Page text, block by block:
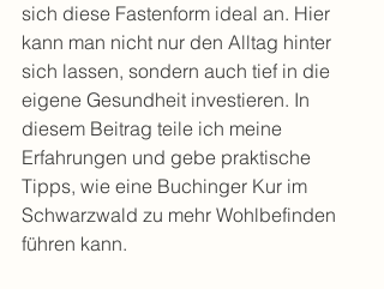
sich diese Fastenform ideal an. Hier
kann man nicht nur den Alltag hinter
sich lassen, sondern auch tief in die
eigene Gesundheit investieren. In
diesem Beitrag teile ich meine
Erfahrungen und gebe praktische
Tipps, wie eine Buchinger Kur im
Schwarzwald zu mehr Wohlbefinden
führen kann.